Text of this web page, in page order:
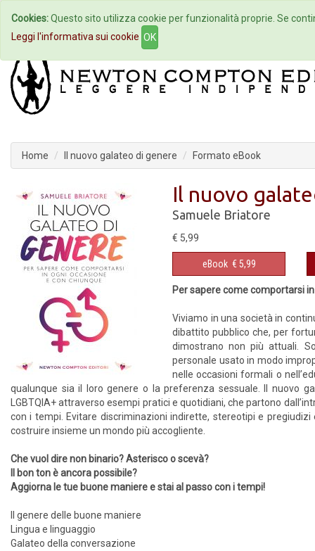
Home Autori Eventi
Home Il nuovo galateo di genere Formato eBook
Il nuovo
Samuele Briatore
€ 5,99
eBook € 5,99
Per sapere come comportarsi
Viviamo in una società in
dibattito pubblico che, per
dimostrano non più attuali.
personale usato in modo
nelle occasioni formali o
qualunque sia il loro genere o la preferenza sessuale. Il nuovo
LGBTQIA+ attraverso esempi pratici e quotidiani, che partono
con i tempi. Evitare discriminazioni indirette, stereotipi e
costruire insieme un mondo più accogliente.
Che vuol dire non binario? Asterisco o scevà?
Il bon ton è ancora possibile?
Aggiorna le tue buone maniere e stai al passo con i tempi!
Il genere delle buone maniere
Lingua e linguaggio
Galateo della conversazione
Cookies:Questo sito utilizza cookie per funzionalità proprie. Se
Leggi l'informativa sui cookie OK